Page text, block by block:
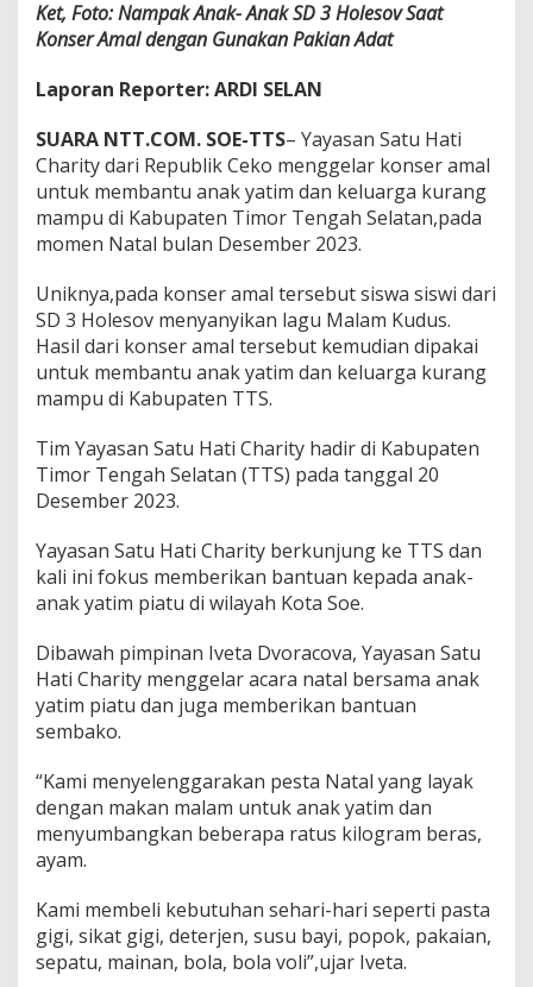
Ket, Foto: Nampak Anak- Anak SD 3 Holesov Saat
Konser Amal dengan Gunakan Pakian Adat
Laporan Reporter: ARDI SELAN
SUARA NTT.COM. SOE-TTS– Yayasan Satu Hati
Charity dari Republik Ceko menggelar konser amal
untuk membantu anak yatim dan keluarga kurang
mampu di Kabupaten Timor Tengah Selatan,pada
momen Natal bulan Desember 2023.
Uniknya,pada konser amal tersebut siswa siswi dari
SD 3 Holesov menyanyikan lagu Malam Kudus.
Hasil dari konser amal tersebut kemudian dipakai
untuk membantu anak yatim dan keluarga kurang
mampu di Kabupaten TTS.
Tim Yayasan Satu Hati Charity hadir di Kabupaten
Timor Tengah Selatan (TTS) pada tanggal 20
Desember 2023.
Yayasan Satu Hati Charity berkunjung ke TTS dan
kali ini fokus memberikan bantuan kepada anak-
anak yatim piatu di wilayah Kota Soe.
Dibawah pimpinan Iveta Dvoracova, Yayasan Satu
Hati Charity menggelar acara natal bersama anak
yatim piatu dan juga memberikan bantuan
sembako.
“Kami menyelenggarakan pesta Natal yang layak
dengan makan malam untuk anak yatim dan
menyumbangkan beberapa ratus kilogram beras,
ayam.
Kami membeli kebutuhan sehari-hari seperti pasta
gigi, sikat gigi, deterjen, susu bayi, popok, pakaian,
sepatu, mainan, bola, bola voli”,ujar Iveta.